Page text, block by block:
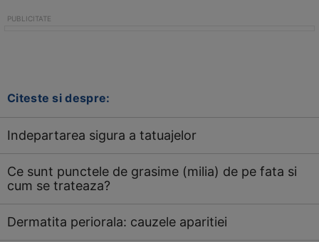
Citeste si despre:
Indepartarea sigura a tatuajelor
Ce sunt punctele de grasime (milia) de pe fata si
cum se trateaza?
Dermatita periorala: cauzele aparitiei